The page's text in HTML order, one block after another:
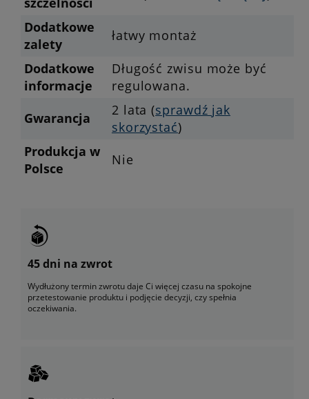
Dodatkowe
zalety
łatwy montaż
Dodatkowe
informacje
Długość zwisu może być
regulowana.
Gwarancja
2 lata (sprawdź jak
skorzystać)
Produkcja w
Polsce
Nie
45 dni na zwrot
Wydłużony termin zwrotu daje Ci więcej czasu na spokojne
przetestowanie produktu i podjęcie decyzji, czy spełnia
oczekiwania.